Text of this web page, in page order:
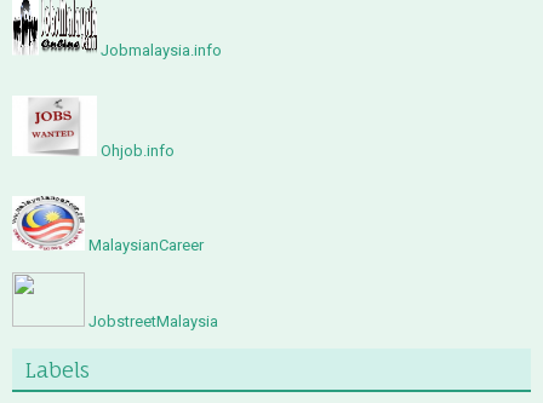
Jobmalaysia.info
Ohjob.info
MalaysianCareer
JobstreetMalaysia
Labels